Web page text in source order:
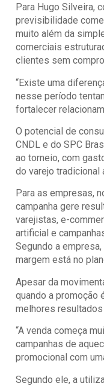
Para Hugo Silveira,
previsibilidade
muito além da
comerciais
clientes sem
“Existe uma
nesse período
fortalecer
O potencial de
CNDL e do SPC
ao torneio, com
do varejo tradicional
Para as empresas,
campanha gere
varejistas, e-
artificial e
Segundo a
margem está no
Apesar da
quando a promoção
melhores resultados
“A venda começa
campanhas de
promocional com
Segundo ele, a